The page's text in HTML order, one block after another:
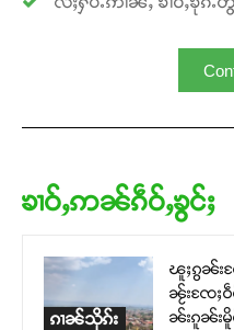
ၶၢဝ်ႇဢၼ်ၵဵဝ်ႇၶွင်ႈ
ၵၢၼ်သိုၵ်း
ၽူႈၵွၼ်းၸ
ၼႂ်းၸႄႈဝဵ
ၼ်းၵူၼ်းမိူ